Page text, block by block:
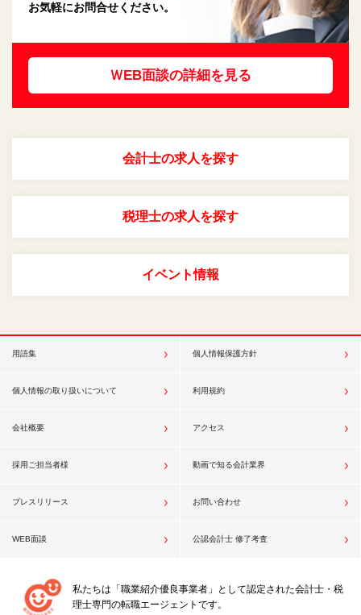
お気軽にお問合せください。
ＷEB面談の詳細を見る
会計士の求人を探す
税理士の求人を探す
イベント情報
会社概要 アクセス
個人情報保護方針
個人情報の取り扱いについて 利用規約
プレスリリース
採用ご担当者様
お問い合わせ
動画で知る会計業界
WEB面談 公認会計士 修了考査
用語集
私たちは「職業紹介優良事業者」として認定された会計士・税
理士専門の転職エージェントです。